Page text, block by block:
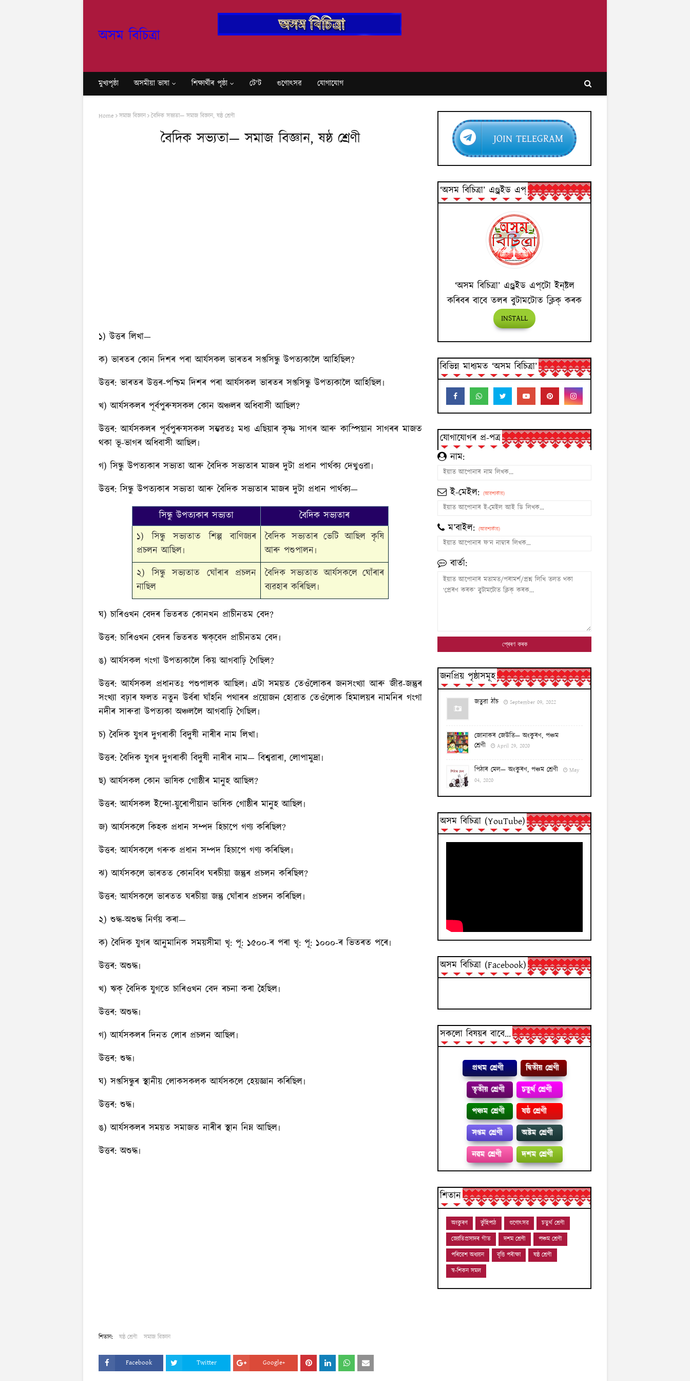
অসম বিচিত্ৰা
মুখ্যপৃষ্ঠা অসমীয়া ভাষা শি‍ক্ষাৰ্থীৰ পৃষ্ঠা টে'ট গুণোৎসৱ যোগাযোগ
Home সমাজ বিজ্ঞান বৈদিক সভ্যতা— সমাজ বি‍জ্ঞান, ষষ্ঠ শ্ৰেণী
বৈদিক সভ্যতা— সমাজ বি‍জ্ঞান, ষষ্ঠ শ্ৰেণী
১) উত্তৰ লিখা—
ক) ভাৰতৰ কোন দিশৰ পৰা আর্যসকল ভাৰতৰ সপ্তসিন্ধু উপত্যকালৈ আহিছিল?
উত্তৰ: ভাৰতৰ উত্তৰ-পশ্চিম দিশৰ পৰা আর্যসকল ভাৰতৰ সপ্তসিন্ধু উপত্যকালৈ আহিছিল৷
খ) আর্যসকলৰ পূর্বপুৰুষসকল কোন অঞ্চলৰ অধিবাসী আছিল?
উত্তৰ: আর্যসকলৰ পূর্বপুৰুষসকল সম্ভৱতঃ মধ্য এছিয়াৰ কৃষ্ণ সাগৰ আৰু কাস্পিয়ান সাগৰৰ মাজত
থকা ভূ-ভাগৰ অধিবাসী আছিল৷
গ) সিন্ধু উপত্যকাৰ সভ্যতা আৰু বৈদিক সভ্যতাৰ মাজৰ দুটা প্ৰধান পার্থক্য দেখুওৱা৷
উত্তৰ: সিন্ধু উপত্যকাৰ সভ্যতা আৰু বৈদিক সভ্যতাৰ মাজৰ দুটা প্ৰধান পার্থক্য—
সিন্ধু উপত্যকাৰ সভ্যতা
বৈদিক সভ্যতাৰ
১) সিন্ধু সভ্যতাত শিল্প বাণিজ্যৰ
প্ৰচলন আছিল৷
বৈদিক সভ্যতাৰ ভেটি আছিল কৃষি
আৰু পশুপালন৷
২) সিন্ধু সভ্যতাত ঘোঁৰাৰ প্ৰচলন
নাছিল
বৈদিক সভ্যতাত আর্যসকলে ঘোঁৰাৰ
ব্যৱহাৰ কৰিছিল৷
ঘ) চাৰিওখন বেদৰ ভিতৰত কোনখন প্ৰাচীনতম বেদ?
উত্তৰ: চাৰিওখন বেদৰ ভিতৰত ঋক্‌বেদ প্ৰাচীনতম বেদ৷
ঙ) আর্যসকল গংগা উপত্যকালৈ কিয় আগবাঢ়ি গৈছিল?
উত্তৰ: আর্যসকল প্ৰধানতঃ পশুপালক আছিল৷ এটা সময়ত তেওঁলোকৰ জনসংখ্যা আৰু জীৱ-জন্তুৰ
সংখ্যা বঢ়াৰ ফলত নতুন উর্বৰা ঘাঁহনি পথাৰৰ প্ৰয়োজন হোৱাত তেওঁলোক হিমালয়ৰ নামনিৰ গংগা
নদীৰ সাৰুৱা উপত্যকা অঞ্চললৈ আগবাঢ়ি গৈছিল৷
চ) বৈদিক যুগৰ দুগৰাকী বিদুষী নাৰীৰ নাম লিখা৷
উত্তৰ: বৈদিক যুগৰ দুগৰাকী বিদুষী নাৰীৰ নাম— বিশ্বৱাৰা, লোপামুদ্ৰা৷
ছ) আর্যসকল কোন ভাষিক গোষ্ঠীৰ মানুহ আছিল?
উত্তৰ: আর্যসকল ইন্দো-য়ুৰোপীয়ান ভাষিক গোষ্ঠীৰ মানুহ আছিল৷
জ) আর্যসকলে কিহক প্ৰধান সম্পদ হিচাপে গণ্য কৰিছিল?
উত্তৰ: আর্যসকলে গৰুক প্ৰধান সম্পদ হিচাপে গণ্য কৰিছিল৷
ঝ) আর্যসকলে ভাৰতত কোনবিধ ঘৰচীয়া জন্তুৰ প্ৰচলন কৰিছিল?
উত্তৰ: আর্যসকলে ভাৰতত ঘৰচীয়া জন্তু ঘোঁৰাৰ প্ৰচলন কৰিছিল৷
২) শুদ্ধ-অশুদ্ধ নির্ণয় কৰা—
ক) বৈদিক যুগৰ আনুমানিক সময়সীমা খৃ: পূ: ১৫০০-ৰ পৰা খৃ: পূ: ১০০০-ৰ ভিতৰত পৰে৷
উত্তৰ: অশুদ্ধ৷
খ) ঋক্‌ বৈদিক যুগতে চাৰিওখন বেদ ৰচনা কৰা হৈছিল৷
উত্তৰ: অশুদ্ধ৷
গ) আর্যসকলৰ দিনত লোৰ প্ৰচলন আছিল৷
উত্তৰ: শুদ্ধ৷
ঘ) সপ্তসিন্ধুৰ স্থানীয় লোকসকলক আর্যসকলে হেয়জ্ঞান কৰিছিল৷
উত্তৰ: শুদ্ধ৷
ঙ) আর্যসকলৰ সময়ত সমাজত নাৰীৰ স্থান নিম্ন আছিল৷
উত্তৰ: অশুদ্ধ৷
শিতান: ষষ্ঠ শ্ৰেণী সমাজ বিজ্ঞান
Facebook Twitter Google+
JOIN TELEGRAM
‘অসম বিচিত্ৰা’ এণ্ড্ৰইড এপ্
‘অসম বিচিত্ৰা’ এণ্ড্ৰইড এপ্‌টো ইন্‌ষ্টল
কৰিবৰ বাবে তলৰ বুটামটোত ক্লিক্ কৰক
INSTALL
বিভিন্ন মাধ্যমত ‘অসম বিচিত্ৰা’
যোগাযোগৰ প্ৰ-পত্ৰ
নাম:
ই-মেইল: (আৱশ্যকীয়)
ম’বাইল: (আৱশ্যকীয়)
বাৰ্তা:
জনপ্ৰিয় পৃষ্ঠাসমূহ
জতুৱা ঠাঁচ September 09, 2022
জোনাকৰ জেউতি— অংকুৰণ, পঞ্চম
শ্ৰেণী
April 29, 2020
পিঠাৰ মেল— অংকুৰণ, পঞ্চম শ্ৰেণী
May
04, 2020
অসম বিচিত্ৰা (YouTube)
অসম বিচিত্ৰা (Facebook)
সকলো বিষয়ৰ বাবে...
প্রথম শ্ৰেণী
দ্বিতীয় শ্ৰেণী
তৃতীয় শ্ৰেণী
চতুৰ্থ শ্ৰেণী
পঞ্চম শ্ৰেণী
ষষ্ঠ শ্ৰেণী
সপ্তম শ্ৰেণী
অষ্টম শ্ৰেণী
নৱম শ্ৰেণী
দশম শ্ৰেণী
শিতান
অংকুৰণ কুঁহিপাঠ গুণোৎসৱ
চতুৰ্থ শ্ৰেণী
জ্যোতিপ্ৰসাদৰ গীত
দশম শ্ৰেণী
পঞ্চম শ্ৰেণী
পৰিৱেশ অধ্যয়ন
বৃত্তি পৰীক্ষা
ষষ্ঠ শ্ৰেণী
স্ব-শিকন সমল